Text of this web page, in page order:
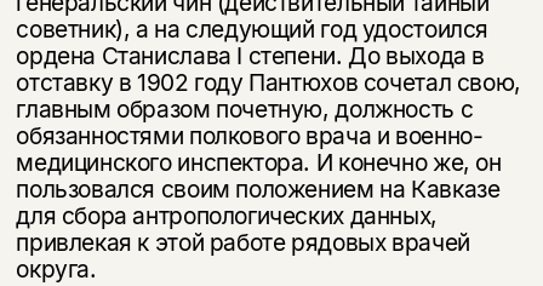
советник), а на следующий год удостоился
ордена Станислава I степени. До выхода в
отставку в 1902 году Пантюхов сочетал свою,
главным образом почетную, должность с
обязанностями полкового врача и военно-
медицинского инспектора. И конечно же, он
пользовался своим положением на Кавказе
для сбора антропологических данных,
привле­кая к этой работе рядовых врачей
округа.